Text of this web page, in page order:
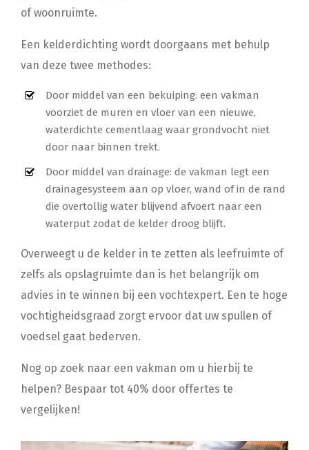
of woonruimte.
Een kelderdichting wordt doorgaans met behulp
van deze twee methodes:
Door middel van een bekuiping: een vakman
voorziet de muren en vloer van een nieuwe,
waterdichte cementlaag waar grondvocht niet
door naar binnen trekt.
Door middel van drainage: de vakman legt een
drainagesysteem aan op vloer, wand of in de rand
die overtollig water blijvend afvoert naar een
waterput zodat de kelder droog blijft.
Overweegt u de kelder in te zetten als leefruimte of
zelfs als opslagruimte dan is het belangrijk om
advies in te winnen bij een vochtexpert. Een te hoge
vochtigheidsgraad zorgt ervoor dat uw spullen of
voedsel gaat bederven.
Nog op zoek naar een vakman om u hierbij te
helpen? Bespaar tot 40% door offertes te
vergelijken!